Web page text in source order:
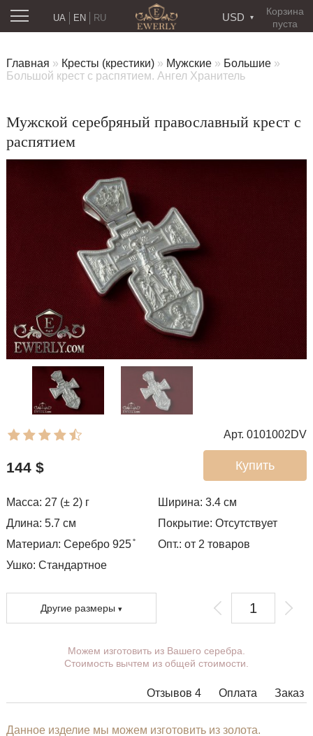
Корзина
пуста
USD
RU
UA EN
Главная » Кресты (крестики) » Мужские » Большие »
Большой крест с распятием. Ангел Хранитель
Мужской серебряный православный крест с
распятием
Арт. 0101002DV
Купить
144 $
Масса: 27 (± 2) г Ширина: 3.4см
Длина: 5.7 см
Покрытие:Отсутствует
Материал: Серебро 925 ̊
Опт.: от 2 товаров
Ушко: Стандартное
Другие размеры
Вы можете выбрать покрытие, ушко.
Дополнительные пожелания можете указать в
В некоторых моделях подвесок нет возможности
случае наши менеджеры свяжутся с Вами.
Можем изготовить из Вашего серебра.
Стоимость вычтем из общей стоимости.
Отзывов 4 Заказ
Оплата
Данное изделие мы можем изготовить из золота.